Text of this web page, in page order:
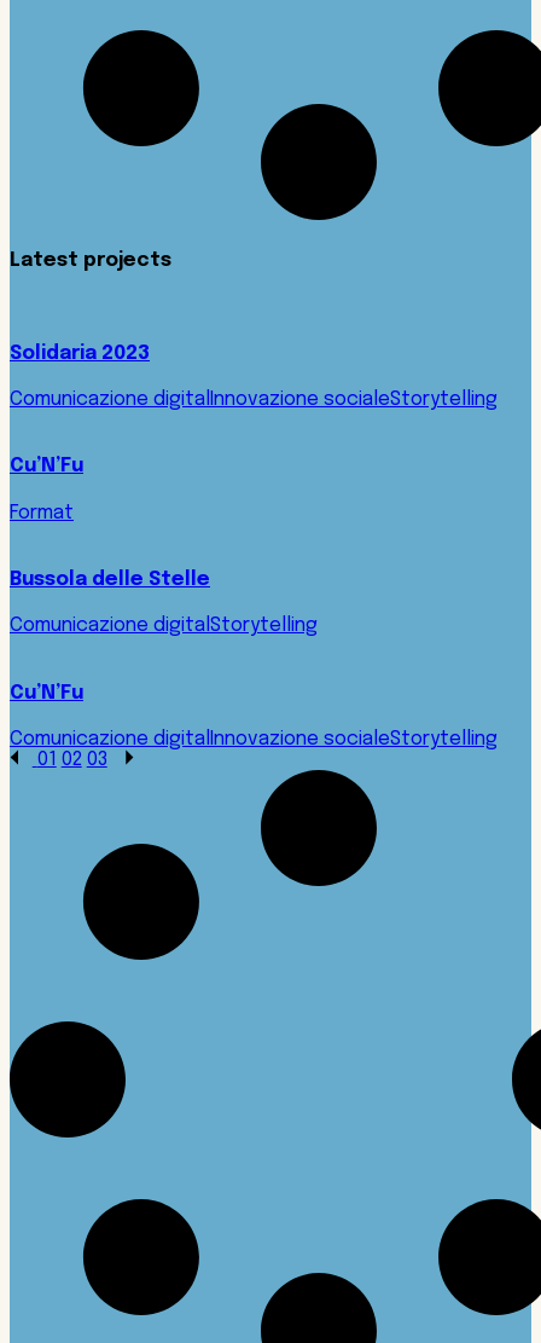
Latest projects
Solidaria 2023
Comunicazione digital Innovazione socialeStorytelling
Cu’N’Fu
Format
Bussola delle Stelle
Comunicazione digital Storytelling
Cu’N’Fu
Comunicazione digital Innovazione socialeStorytelling
01 02 03